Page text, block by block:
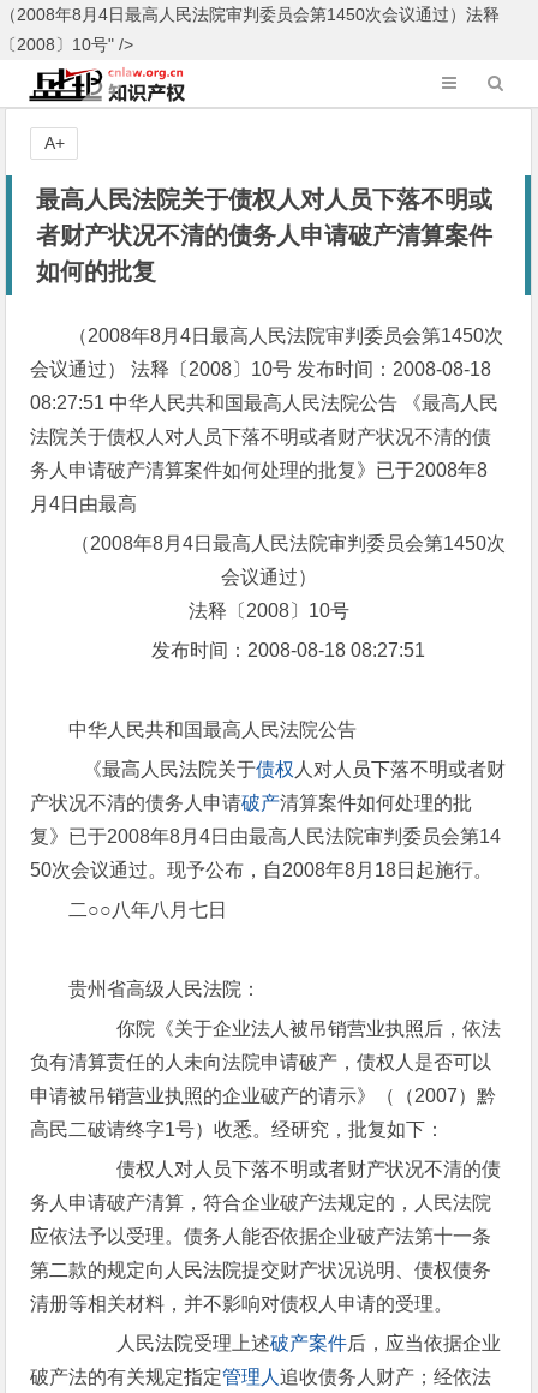
（2008年8月4日最高人民法院审判委员会第1450次会议通过）法释
〔2008〕10号" />
最高人民法院关于债权人对人员下落不明或
者财产状况不清的债务人申请破产清算案件
如何的批复
（2008年8月4日最高人民法院审判委员会第1450次
会议通过） 法释〔2008〕10号 发布时间：2008-08-18
08:27:51 中华人民共和国最高人民法院公告 《最高人民
法院关于债权人对人员下落不明或者财产状况不清的债
务人申请破产清算案件如何处理的批复》已于2008年8
月4日由最高
（2008年8月4日最高人民法院审判委员会第1450次
会议通过）
法释〔2008〕10号
发布时间：2008-08-18 08:27:51
中华人民共和国最高人民法院公告
《最高人民法院关于债权 人对人员下落不明或者财
产状况不清的债务人申请破产清算案件如何处理的批
复》已于2008年8月4日由最高人民法院审判委员会第14
50次会议通过。现予公布，自2008年8月18日起施行。
二○○八年八月七日
贵州省高级人民法院：
你院《关于企业法人被吊销营业执照后，依法
负有清算责任的人未向法院申请破产，债权人是否可以
申请被吊销营业执照的企业破产的请示》（（2007）黔
高民二破请终字1号）收悉。经研究，批复如下：
债权人对人员下落不明或者财产状况不清的债
务人申请破产清算，符合企业破产法规定的，人民法院
应依法予以受理。债务人能否依据企业破产法第十一条
第二款的规定向人民法院提交财产状况说明、债权债务
清册等相关材料，并不影响对债权人申请的受理。
人民法院受理上述破产案件后，应当依据企业
破产法的有关规定指定管理人追收债务人财产；经依法
A+